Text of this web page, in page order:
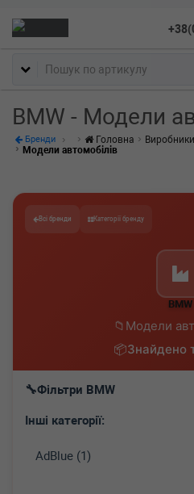
BMW - Модели
Бренди Головна
Модели автомобілів
Всі бренди Категорії бренду
BMW
Модели
Знайдено
Фільтри BMW
Інші категорії:
AdBlue (1)